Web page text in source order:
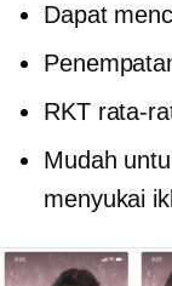
Dapat
RKT rata-
Mudah
menyukai